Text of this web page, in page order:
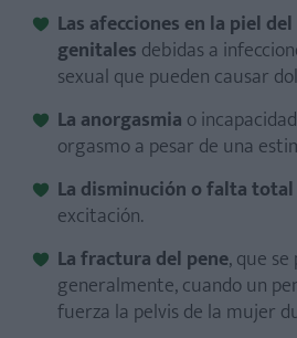
Las afecciones en la piel
genitales debidas a
sexual que pueden causar
La anorgasmia o
orgasmo a pesar de una
La disminución o falta total
excitación.
La fractura del pene, que
generalmente, cuando un
fuerza la pelvis de la mujer